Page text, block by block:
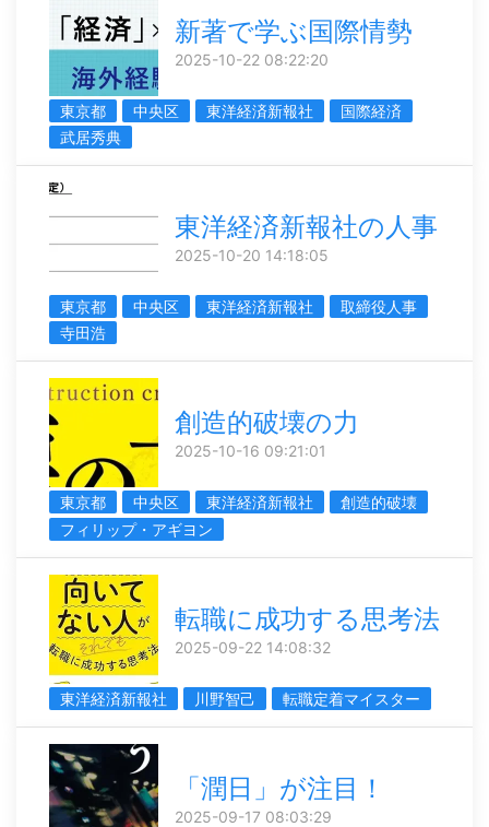
新著で学ぶ国際情勢
2025-10-22 08:22:20
東京都 中央区 東洋経済新報社
国際経済
武居秀典
東洋経済新報社の人事
2025-10-20 14:18:05
東京都 中央区 東洋経済新報社
取締役人事
寺田浩
創造的破壊の力
2025-10-16 09:21:01
東京都 中央区 東洋経済新報社
創造的破壊
フィリップ・アギヨン
転職に成功する思考法
2025-09-22 14:08:32
東洋経済新報社 川野智己 転職定着マイスター
「潤日」が注目！
2025-09-17 08:03:29